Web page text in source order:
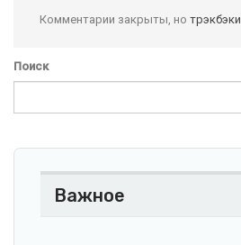
Комментарии закрыты, но трэкбэки
Поиск
Важное